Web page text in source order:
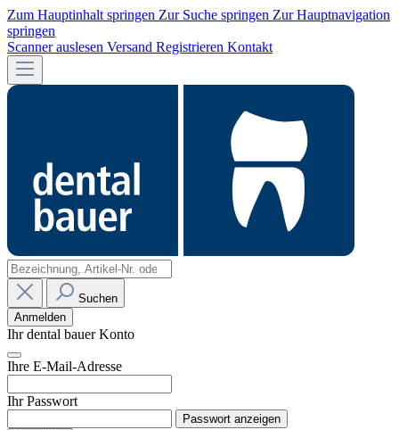
Zum Hauptinhalt springen Zur Suche springen Zur Hauptnavigation
springen
Scanner auslesen Versand Registrieren Kontakt
Suchen
Anmelden
Ihr dental bauer Konto
Ihre E-Mail-Adresse
Ihr Passwort
Passwort anzeigen